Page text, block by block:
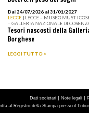
Dal 24/07/2026 al 31/01/2027
LECCE | LECCE – MUSEO MUST I
– GALLERIA NAZIONALE DI
Tesori nascosti della
Borghese
LEGGI TUTTO >
Dati societari | Note legali |
al Registro della Stampa presso il